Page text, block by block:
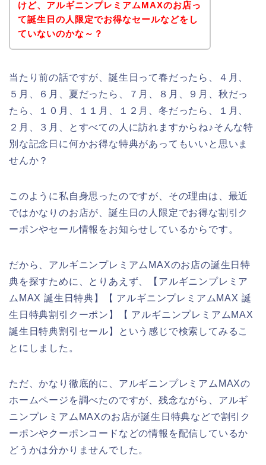
けど、アルギニンプレミアムMAXのお店っ
て誕生日の人限定でお得なセールなどをし
ていないのかな～？
当たり前の話ですが、誕生日って春だったら、４月、
５月、６月、夏だったら、７月、８月、９月、秋だっ
たら、１０月、１１月、１２月、冬だったら、１月、
２月、３月、とすべての人に訪れますからね♪そんな特
別な記念日に何かお得な特典があってもいいと思いま
せんか？
このように私自身思ったのですが、その理由は、最近
ではかなりのお店が、誕生日の人限定でお得な割引ク
ーポンやセール情報をお知らせしているからです。
だから、アルギニンプレミアムMAXのお店の誕生日特
典を探すために、とりあえず、【アルギニンプレミア
ムMAX 誕生日特典】【 アルギニンプレミアムMAX 誕
生日特典割引クーポン】【 アルギニンプレミアムMAX
誕生日特典割引セール】という感じで検索してみるこ
とにしました。
ただ、かなり徹底的に、アルギニンプレミアムMAXの
ホームページを調べたのですが、残念ながら、アルギ
ニンプレミアムMAXのお店が誕生日特典などで割引ク
ーポンやクーポンコードなどの情報を配信しているか
どうかは分かりませんでした。